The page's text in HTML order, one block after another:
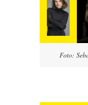
Foto: